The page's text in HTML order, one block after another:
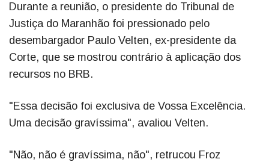
Durante a reunião, o presidente do Tribunal de
Justiça do Maranhão foi pressionado pelo
desembargador Paulo Velten, ex-presidente da
Corte, que se mostrou contrário à aplicação dos
recursos no BRB.
"Essa decisão foi exclusiva de Vossa Excelência.
Uma decisão gravíssima", avaliou Velten.
"Não, não é gravíssima, não", retrucou Froz